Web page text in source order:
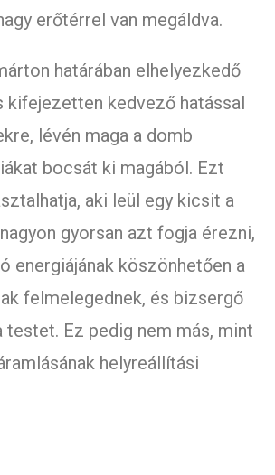
erőtérrel van megáldva.
határában elhelyezkedő
kifejezetten kedvező hatással
lévén maga a domb
bocsát ki magából. Ezt
aki leül egy kicsit a
gyorsan azt fogja érezni,
energiájának köszönhetően a
felmelegednek, és bizsergő
testet. Ez pedig nem más, mint
helyreállítási